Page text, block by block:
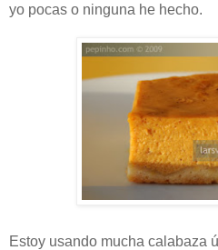
yo pocas o ninguna he hecho.
Estoy usando mucha calabaza